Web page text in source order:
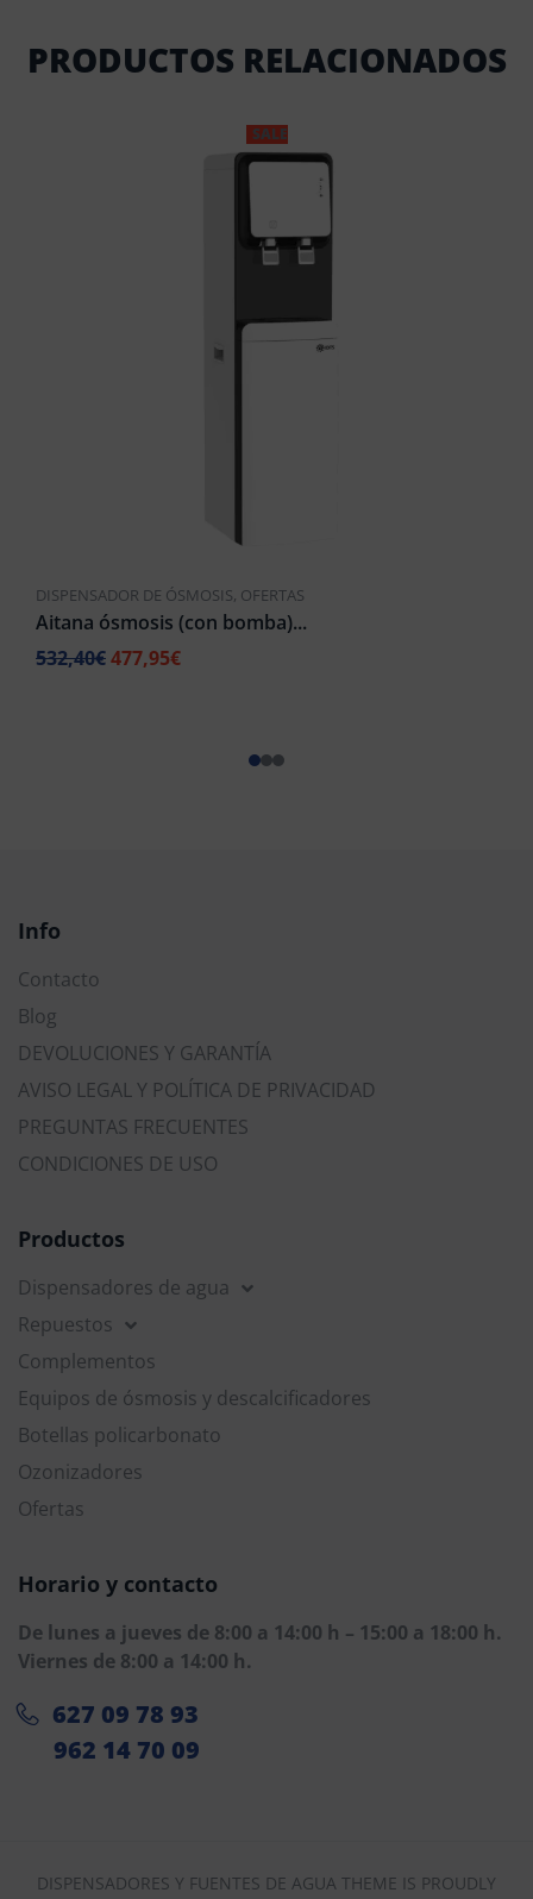
PRODUCTOS RELACIONADOS
SALE
DISPENSADOR DE ÓSMOSIS, OFERTAS
Aitana ósmosis (con bomba)...
532,40€477,95€
Info
Contacto
Blog
DEVOLUCIONES Y GARANTÍA
AVISO LEGAL Y POLÍTICA DE PRIVACIDAD
PREGUNTAS FRECUENTES
CONDICIONES DE USO
Productos
Dispensadores de agua
Repuestos
Complementos
Equipos de ósmosis y descalcificadores
Botellas policarbonato
Ozonizadores
Ofertas
Horario y contacto
De lunes a jueves de 8:00 a 14:00 h – 15:00 a 18:00 h.
Viernes de 8:00 a 14:00 h.
627 09 78 93
962 14 70 09
DISPENSADORES Y FUENTES DE AGUA THEME IS PROUDLY